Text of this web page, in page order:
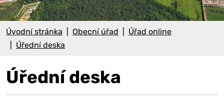
Úvodní stránka Obecní úřad
Úřad online
Úřední deska
Úřední deska